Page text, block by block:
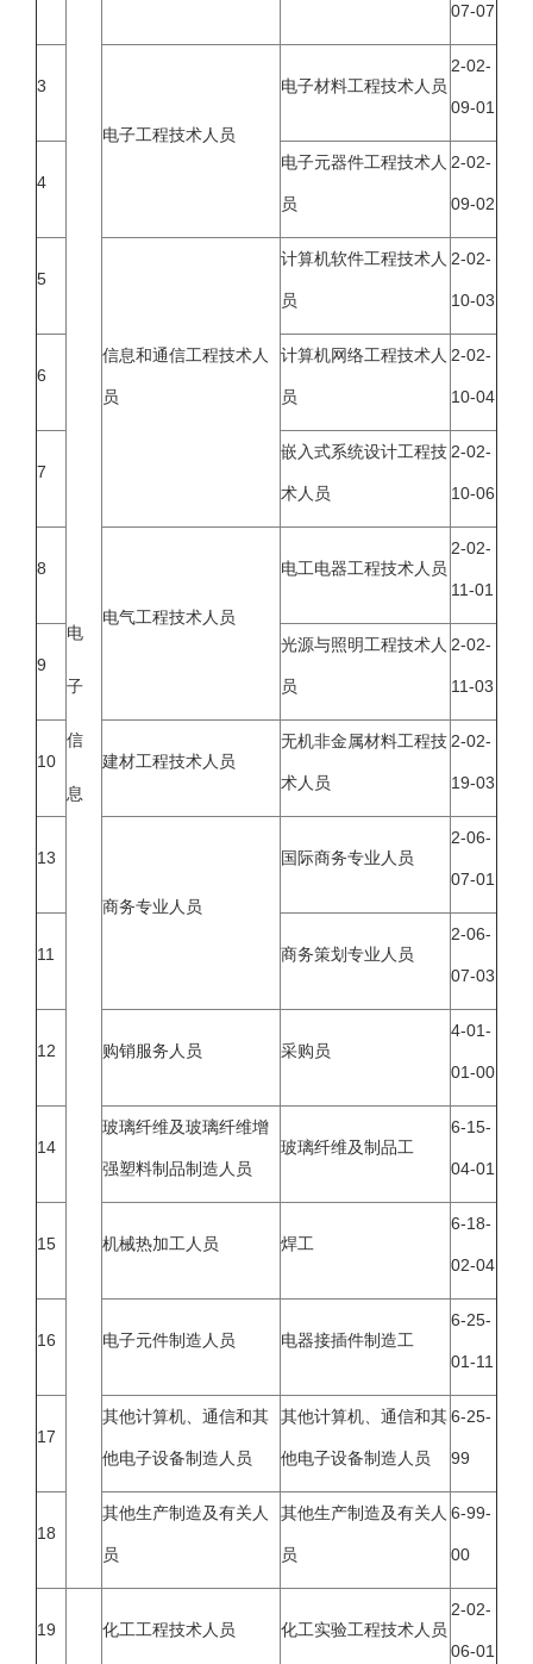
电
子
信
息
07-07
3
电子工程技术人员
电子材料工程技术人员
2-02-
09-01
4
电子元器件工程技术人
员
2-02-
09-02
5
信息和通信工程技术人
员
计算机软件工程技术人
员
2-02-
10-03
6
计算机网络工程技术人
员
2-02-
10-04
7
嵌入式系统设计工程技
术人员
2-02-
10-06
8
电气工程技术人员
电工电器工程技术人员
2-02-
11-01
9
光源与照明工程技术人
员
2-02-
11-03
10 建材工程技术人员
无机非金属材料工程技
术人员
2-02-
19-03
13
商务专业人员
国际商务专业人员
2-06-
07-01
11 商务策划专业人员
2-06-
07-03
12 购销服务人员 采购员
4-01-
01-00
14
玻璃纤维及玻璃纤维增
强塑料制品制造人员
玻璃纤维及制品工
6-15-
04-01
15 机械热加工人员 焊工
6-18-
02-04
16 电子元件制造人员 电器接插件制造工
6-25-
01-11
17
其他计算机、通信和其
他电子设备制造人员
其他计算机、通信和其
他电子设备制造人员
6-25-
99
18
其他生产制造及有关人
员
其他生产制造及有关人
员
6-99-
00
19 化工工程技术人员 化工实验工程技术人员
2-02-
06-01